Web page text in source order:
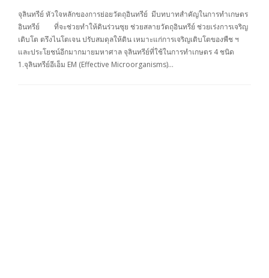
จุลินทรีย์ หัวใจหลักของการย่อยวัตถุอินทรีย์ มีบทบาทสำคัญในการทำเกษตร
อินทรีย์ ที่จะช่วยทำให้ดินร่วนซุย ช่วยสลายวัตถุอินทรีย์ ช่วยเร่งการเจริญ
เติบโต ตรึงไนโตเจน ปรับสมดุลให้ดิน เหมาะแก่การเจริญเติบโตของพืช ฯ
และประโยชน์อีกมากมายมหาศาล จุลินทรีย์ที่ใช้ในการทำเกษตร 4 ชนิด
1.จุลินทรีย์อีเอ็ม EM (Effective Microorganisms)…